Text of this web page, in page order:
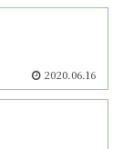
2020.06.16